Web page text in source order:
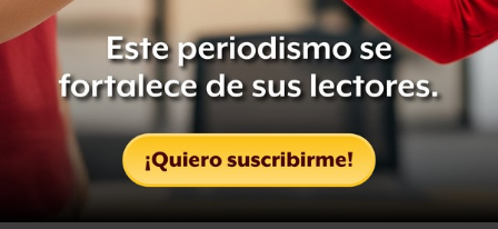
Son lamentables las condiciones en la que se encuentran
esas instalaciones, Iván. Te puedo asegurar que habrá una
reingeniería de fondo al CODE, esta situación no puede
seguir así.
— Enrique Alfaro (@EnriqueAlfaroR)3 de diciembre de